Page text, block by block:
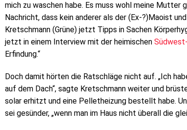
mich zu waschen habe. Es muss wohl meine Mutter
Nachricht, dass kein anderer als der (Ex-?)Maoist
Kretschmann (Grüne) jetzt Tipps in Sachen
jetzt in einem Interview mit der heimischen
Erfindung.“
Doch damit hörten die Ratschläge nicht auf. „Ich
auf dem Dach“, sagte Kretschmann weiter und
solar erhitzt und eine Pelletheizung bestellt habe.
sei gesünder, „wenn man im Haus nicht überall die